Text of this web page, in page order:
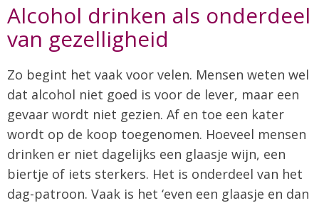
Alcohol drinken als onderdeel
van gezelligheid
Zo begint het vaak voor velen. Mensen weten wel
dat alcohol niet goed is voor de lever, maar een
gevaar wordt niet gezien. Af en toe een kater
wordt op de koop toegenomen. Hoeveel mensen
drinken er niet dagelijks een glaasje wijn, een
biertje of iets sterkers. Het is onderdeel van het
dag-patroon. Vaak is het ‘even een glaasje en dan